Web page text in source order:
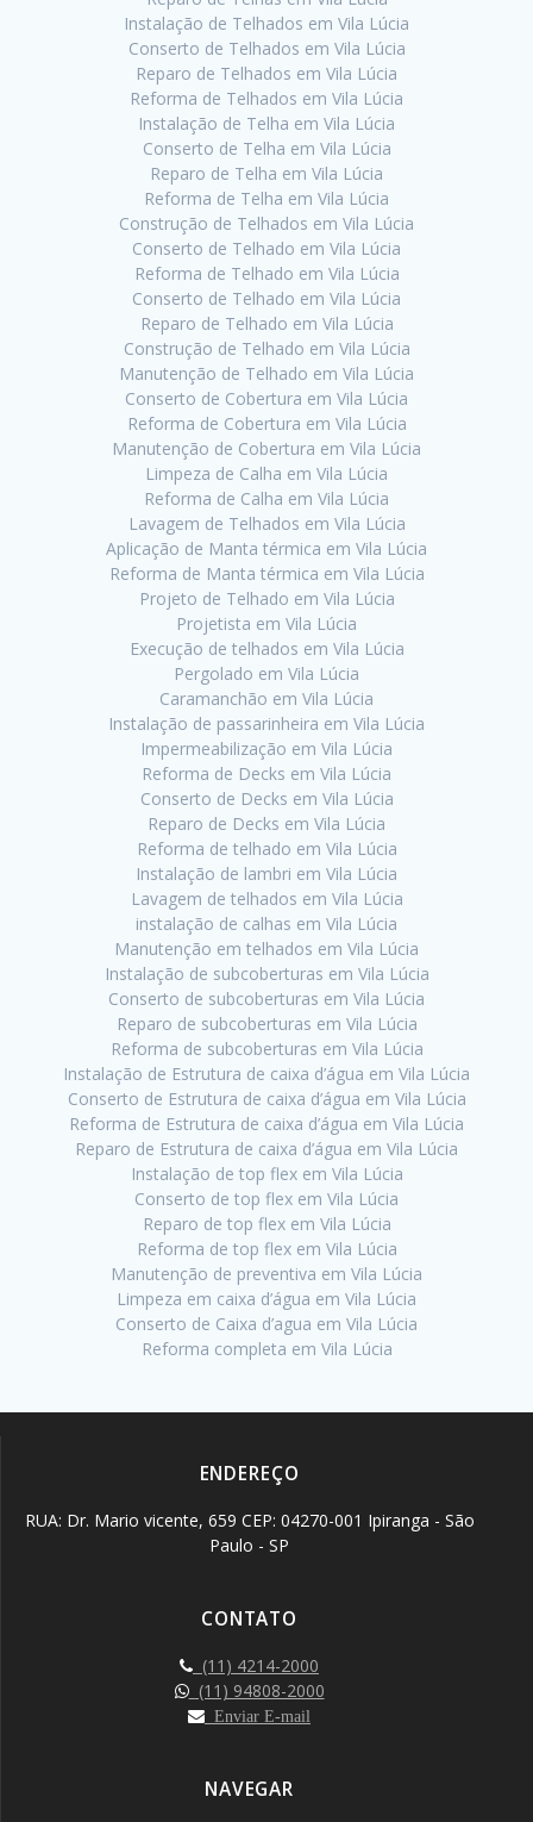
Instalação de Telhados em Vila Lúcia
Conserto de Telhados em Vila Lúcia
Reparo de Telhados em Vila Lúcia
Reforma de Telhados em Vila Lúcia
Instalação de Telha em Vila Lúcia
Conserto de Telha em Vila Lúcia
Reparo de Telha em Vila Lúcia
Reforma de Telha em Vila Lúcia
Construção de Telhados em Vila Lúcia
Conserto de Telhado em Vila Lúcia
Reforma de Telhado em Vila Lúcia
Conserto de Telhado em Vila Lúcia
Reparo de Telhado em Vila Lúcia
Construção de Telhado em Vila Lúcia
Manutenção de Telhado em Vila Lúcia
Conserto de Cobertura em Vila Lúcia
Reforma de Cobertura em Vila Lúcia
Manutenção de Cobertura em Vila Lúcia
Limpeza de Calha em Vila Lúcia
Reforma de Calha em Vila Lúcia
Lavagem de Telhados em Vila Lúcia
Aplicação de Manta térmica em Vila Lúcia
Reforma de Manta térmica em Vila Lúcia
Projeto de Telhado em Vila Lúcia
Projetista em Vila Lúcia
Execução de telhados em Vila Lúcia
Pergolado em Vila Lúcia
Caramanchão em Vila Lúcia
Instalação de passarinheira em Vila Lúcia
Impermeabilização em Vila Lúcia
Reforma de Decks em Vila Lúcia
Conserto de Decks em Vila Lúcia
Reparo de Decks em Vila Lúcia
Reforma de telhado em Vila Lúcia
Instalação de lambri em Vila Lúcia
Lavagem de telhados em Vila Lúcia
instalação de calhas em Vila Lúcia
Manutenção em telhados em Vila Lúcia
Instalação de subcoberturas em Vila Lúcia
Conserto de subcoberturas em Vila Lúcia
Reparo de subcoberturas em Vila Lúcia
Reforma de subcoberturas em Vila Lúcia
Instalação de Estrutura de caixa d’água em Vila Lúcia
Conserto de Estrutura de caixa d’água em Vila Lúcia
Reforma de Estrutura de caixa d’água em Vila Lúcia
Reparo de Estrutura de caixa d’água em Vila Lúcia
Instalação de top flex em Vila Lúcia
Conserto de top flex em Vila Lúcia
Reparo de top flex em Vila Lúcia
Reforma de top flex em Vila Lúcia
Manutenção de preventiva em Vila Lúcia
Limpeza em caixa d’água em Vila Lúcia
Conserto de Caixa d’agua em Vila Lúcia
Reforma completa em Vila Lúcia
ENDEREÇO
RUA: Dr. Mario vicente, 659 CEP: 04270-001 Ipiranga - São
Paulo - SP
CONTATO
(11) 4214-2000
(11) 94808-2000
Enviar E-mail
NAVEGAR